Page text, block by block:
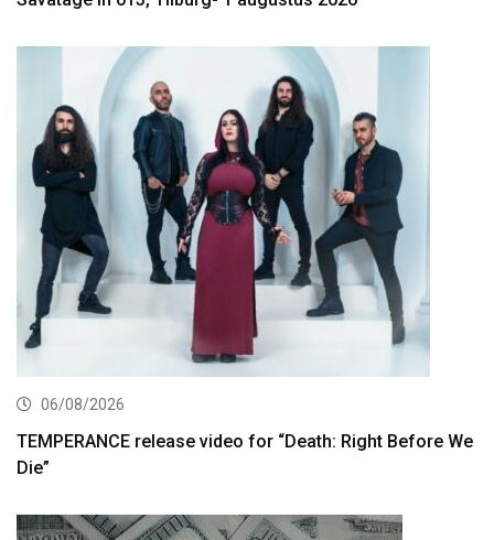
06/08/2026
TEMPERANCE release video for “Death: Right Before We
Die”